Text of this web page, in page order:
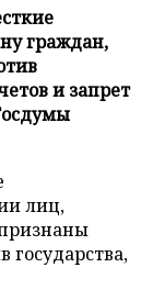
граждан,
и запрет
лиц,